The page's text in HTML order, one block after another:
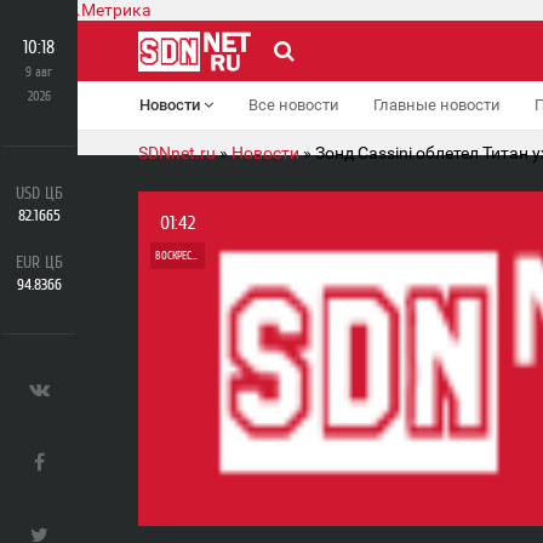
Новости Все новости Главные новости
10:18
9 авг
2026
USD ЦБ
82.1665
EUR ЦБ
94.8366
SDNnet.ru»Новости» Зонд Cassini облетел Титан
01:42
ВОСКРЕСЕНЬЕ